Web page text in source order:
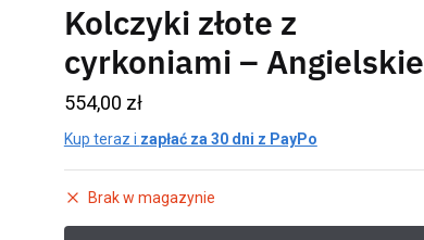
Kolczyki złote z
cyrkoniami – Angielskie
554,00 zł
Kup teraz i zapłać za 30 dni z PayPo
Brak w magazynie